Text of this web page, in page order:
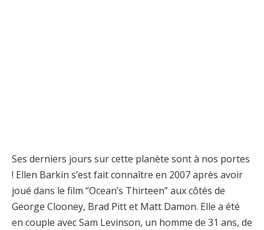
Ses derniers jours sur cette planète sont à nos portes
! Ellen Barkin s’est fait connaître en 2007 après avoir
joué dans le film “Ocean’s Thirteen” aux côtés de
George Clooney, Brad Pitt et Matt Damon. Elle a été
en couple avec Sam Levinson, un homme de 31 ans, de